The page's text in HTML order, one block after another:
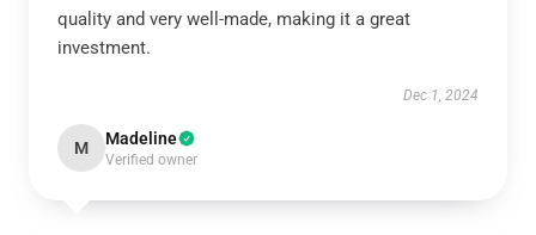
quality and very well-made, making it a great
investment.
Dec 1, 2024
M Madeline
Verified owner